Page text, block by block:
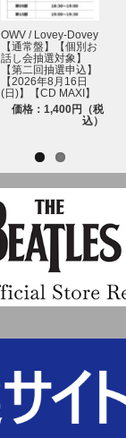
OWV / Lovey-Dovey
【通常盤】【個別お
話し会抽選対象】
【第二回抽選申込】
【2026年8月16日
(日)】【CD MAXI】
価格：1,400円（税
込）